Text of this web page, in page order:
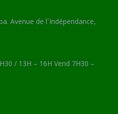
Avenue de l´Indépendance,
/ 13H – 16H Vend 7H30 –